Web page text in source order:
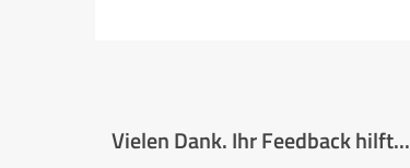
Vielen Dank. Ihr Feedback hilft...